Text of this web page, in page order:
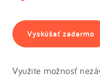
Vyskúšať zadarmo
Využite možnosť